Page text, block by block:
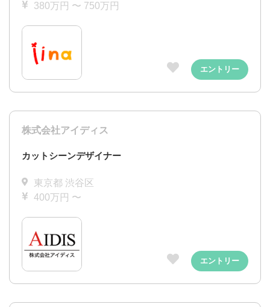
380万円 〜 750万円
エントリー
株式会社アイディス
カットシーンデザイナー
東京都 渋谷区
400万円 〜
エントリー